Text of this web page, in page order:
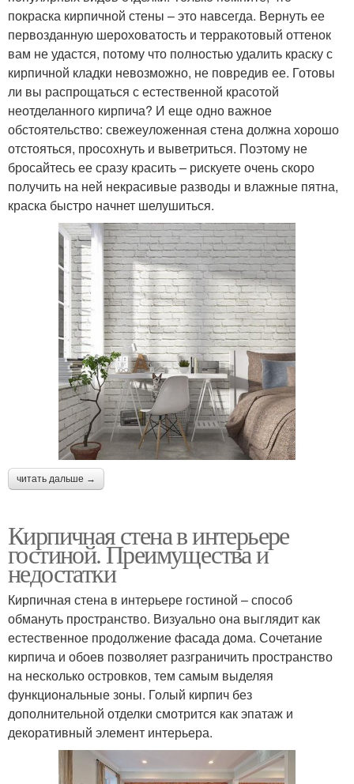
покраска кирпичной стены – это навсегда. Вернуть ее
первозданную шероховатость и терракотовый оттенок
вам не удастся, потому что полностью удалить краску с
кирпичной кладки невозможно, не повредив ее. Готовы
ли вы распрощаться с естественной красотой
неотделанного кирпича? И еще одно важное
обстоятельство: свежеуложенная стена должна хорошо
отстояться, просохнуть и выветриться. Поэтому не
бросайтесь ее сразу красить – рискуете очень скоро
получить на ней некрасивые разводы и влажные пятна,
краска быстро начнет шелушиться.
читать дальше →
Кирпичная стена в интерьере
гостиной. Преимущества и
недостатки
Кирпичная стена в интерьере гостиной – способ
обмануть пространство. Визуально она выглядит как
естественное продолжение фасада дома. Сочетание
кирпича и обоев позволяет разграничить пространство
на несколько островков, тем самым выделяя
функциональные зоны. Голый кирпич без
дополнительной отделки смотрится как эпатаж и
декоративный элемент интерьера.